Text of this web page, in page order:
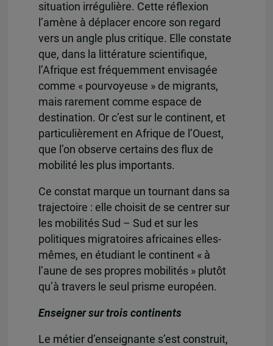
situation irrégulière. Cette réflexion
l’amène à déplacer encore son regard
vers un angle plus critique. Elle constate
que, dans la littérature scientifique,
l’Afrique est fréquemment envisagée
comme « pourvoyeuse » de migrants,
mais rarement comme espace de
destination. Or c’est sur le continent, et
particulièrement en Afrique de l’Ouest,
que l’on observe certains des flux de
mobilité les plus importants.
Ce constat marque un tournant dans sa
trajectoire : elle choisit de se centrer sur
les mobilités Sud – Sud et sur les
politiques migratoires africaines elles-
mêmes, en étudiant le continent « à
l’aune de ses propres mobilités » plutôt
qu’à travers le seul prisme européen.
Enseigner sur trois continents
Le métier d’enseignante s’est construit,